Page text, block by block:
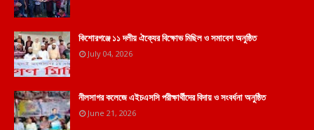
কিশোরগঞ্জে ১১ দলীয় ঐক্যের বিক্ষোভ মিছিল ও সমাবেশ অনুষ্ঠিত
July 04, 2026
নীলসাগর কলেজে এইচএসসি পরীক্ষার্থীদের বিদায় ও সংবর্ধনা অনুষ্ঠিত
June 21, 2026